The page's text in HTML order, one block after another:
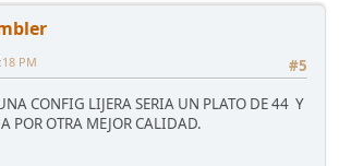
#5
PM
CONFIG LIJERA SERIA UN PLATO DE 44 Y
POR OTRA MEJOR CALIDAD.